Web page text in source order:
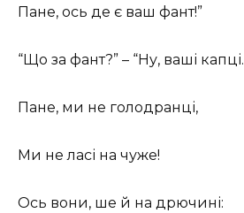
Пане, ось де є ваш фант!”
“Що за фант?” – “Ну, ваші капці.
Пане, ми не голодранці,
Ми не ласі на чуже!
Ось вони, ше й на дрючині: